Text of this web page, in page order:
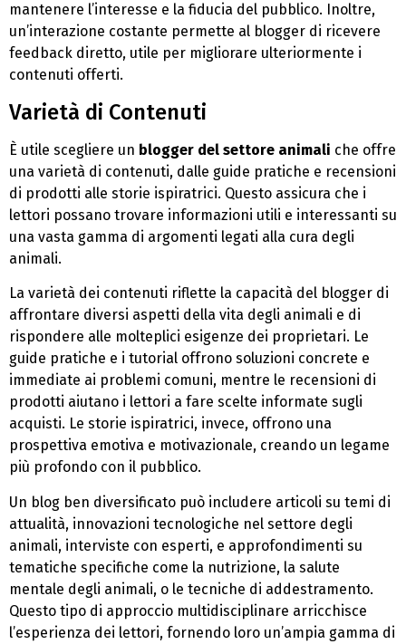
mantenere l’interesse e la fiducia del pubblico. Inoltre,
un’interazione costante permette al blogger di ricevere
feedback diretto, utile per migliorare ulteriormente i
contenuti offerti.
Varietà di Contenuti
È utile scegliere un blogger del settore animali che offre
una varietà di contenuti, dalle guide pratiche e recensioni
di prodotti alle storie ispiratrici. Questo assicura che i
lettori possano trovare informazioni utili e interessanti su
una vasta gamma di argomenti legati alla cura degli
animali.
La varietà dei contenuti riflette la capacità del blogger di
affrontare diversi aspetti della vita degli animali e di
rispondere alle molteplici esigenze dei proprietari. Le
guide pratiche e i tutorial offrono soluzioni concrete e
immediate ai problemi comuni, mentre le recensioni di
prodotti aiutano i lettori a fare scelte informate sugli
acquisti. Le storie ispiratrici, invece, offrono una
prospettiva emotiva e motivazionale, creando un legame
più profondo con il pubblico.
Un blog ben diversificato può includere articoli su temi di
attualità, innovazioni tecnologiche nel settore degli
animali, interviste con esperti, e approfondimenti su
tematiche specifiche come la nutrizione, la salute
mentale degli animali, o le tecniche di addestramento.
Questo tipo di approccio multidisciplinare arricchisce
l’esperienza dei lettori, fornendo loro un’ampia gamma di